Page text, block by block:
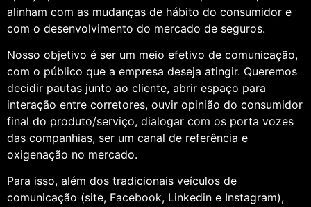
alinham com as mudanças de hábito do consumidor e
com o desenvolvimento do mercado de seguros.
Nosso objetivo é ser um meio efetivo de comunicação,
com o público que a empresa deseja atingir. Queremos
decidir pautas junto ao cliente, abrir espaço para
interação entre corretores, ouvir opinião do consumidor
final do produto/serviço, dialogar com os porta vozes
das companhias, ser um canal de referência e
oxigenação no mercado.
Para isso, além dos tradicionais veículos de
comunicação (site, Facebook, Linkedin e Instagram),